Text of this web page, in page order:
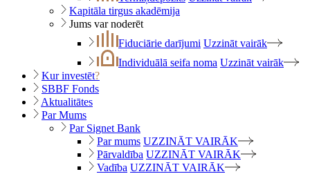
Kapitāla tirgus akadēmija
Jums var noderēt
Fiduciārie darījumi Uzzināt vairāk
Individuālā seifa noma Uzzināt vairāk
Kur investēt?
SBBF Fonds
Aktualitātes
Par Mums
Par Signet Bank
Par mums UZZINĀT VAIRĀK
Pārvaldība UZZINĀT VAIRĀK
Vadība UZZINĀT VAIRĀK